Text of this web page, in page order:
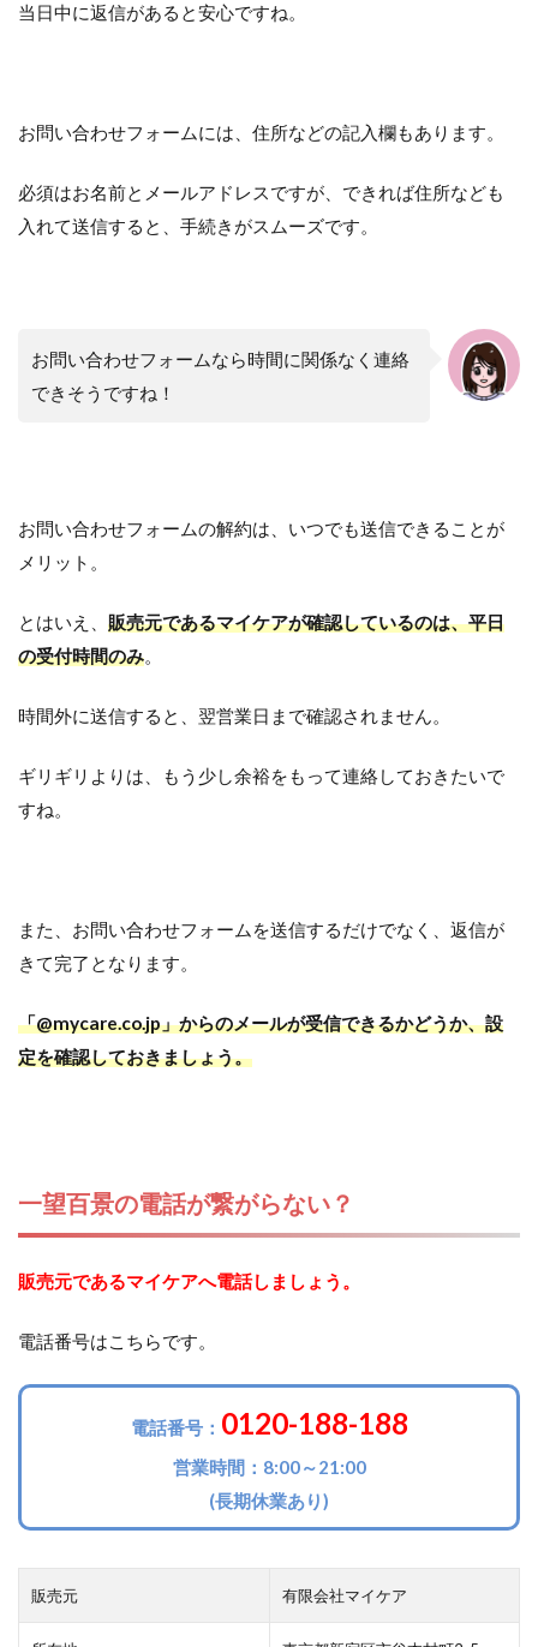
当日中に返信があると安心ですね。
お問い合わせフォームには、住所などの記入欄もあります。
必須はお名前とメールアドレスですが、できれば住所なども
入れて送信すると、手続きがスムーズです。
お問い合わせフォームなら時間に関係なく連絡
できそうですね！
お問い合わせフォームの解約は、いつでも送信できることが
メリット。
とはいえ、 販売元であるマイケアが確認しているのは、平日
の受付時間のみ。
時間外に送信すると、翌営業日まで確認されません。
ギリギリよりは、もう少し余裕をもって連絡しておきたいで
すね。
また、お問い合わせフォームを送信するだけでなく、返信が
きて完了となります。
「@mycare.co.jp」からのメールが受信できるかどうか、設
定を確認しておきましょう。
一望百景の電話が繋がらない？
販売元であるマイケアへ電話しましょう。
電話番号はこちらです。
電話番号： 0120-188-188
営業時間：8:00～21:00
(長期休業あり)
販売元 有限会社マイケア